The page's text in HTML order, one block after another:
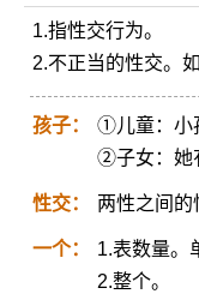
1.指性交行为。
2.不正当的性交。
孩子：
①儿童：小
②子女：她
性交： 两性之间的
一个：
1.表数量。
2.整个。